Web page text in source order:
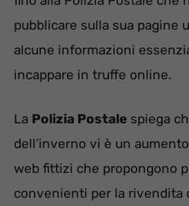
pubblicare sulla sua pagine
alcune informazioni
incappare in truffe online.
La Polizia Postale spiega
dell’inverno vi è un
web fittizi che propongono
convenienti per la rivendita